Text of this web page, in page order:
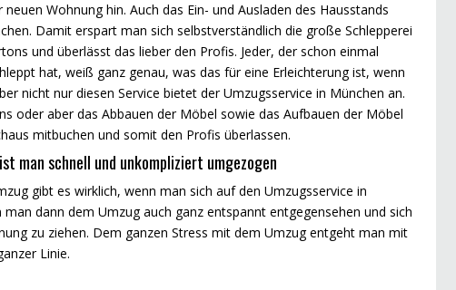
Wohnung hin. Auch das Ein- und Ausladen des Hausstands
Damit erspart man sich selbstverständlich die große Schlepperei
und überlässt das lieber den Profis. Jeder, der schon einmal
hat, weiß ganz genau, was das für eine Erleichterung ist, wenn
nicht nur diesen Service bietet der Umzugsservice in München an.
oder aber das Abbauen der Möbel sowie das Aufbauen der Möbel
mitbuchen und somit den Profis überlassen.
man schnell und unkompliziert umgezogen
gibt es wirklich, wenn man sich auf den Umzugsservice in
dann dem Umzug auch ganz entspannt entgegensehen und sich
zu ziehen. Dem ganzen Stress mit dem Umzug entgeht man mit
Linie.